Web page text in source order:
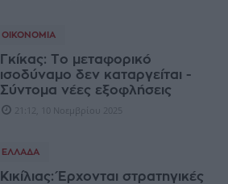
ΟΙΚΟΝΟΜΊΑ
Γκίκας: Το μεταφορικό
ισοδύναμο δεν καταργείται -
Σύντομα νέες εξοφλήσεις
21:12, 10 Νοεμβρίου 2025
ΕΛΛΆΔΑ
Κικίλιας: Έρχονται στρατηγικές